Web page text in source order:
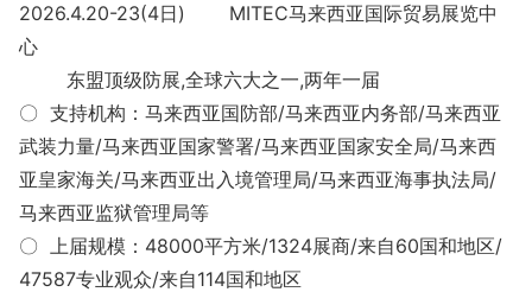
2026.4.20-23(4日) MITEC马来西亚国际贸易展览中
心
东盟顶级防展,全球六大之一,两年一届
〇 支持机构：马来西亚国防部/马来西亚内务部/马来西亚
武装力量/马来西亚国家警署/马来西亚国家安全局/马来西
亚皇家海关/马来西亚出入境管理局/马来西亚海事执法局/
马来西亚监狱管理局等
〇 上届规模：48000平方米/1324展商/来自60国和地区/
47587专业观众/来自114国和地区